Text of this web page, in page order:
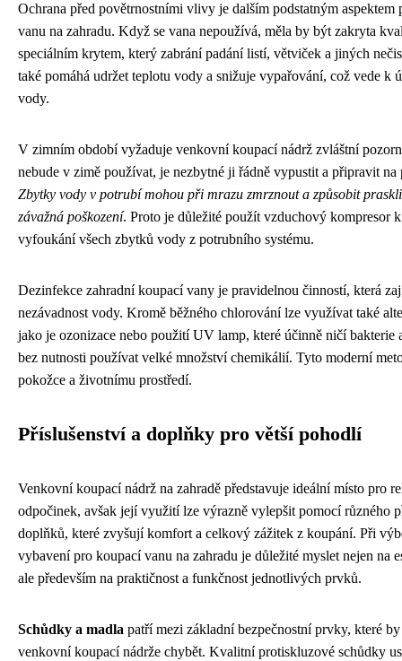
Ochrana před povětrnostními vlivy je dalším podstatným aspektem
vanu na zahradu. Když se vana nepoužívá, měla by být zakryta
speciálním krytem, který zabrání padání listí, větviček a jiných
také pomáhá udržet teplotu vody a snižuje vypařování, což vede k
vody.
V zimním období vyžaduje venkovní koupací nádrž zvláštní
nebude v zimě používat, je nezbytné ji řádně vypustit a připravit na
Zbytky vody v potrubí mohou při mrazu zmrznout a způsobit
závažná poškození. Proto je důležité použít vzduchový kompresor
vyfoukání všech zbytků vody z potrubního systému.
Dezinfekce zahradní koupací vany je pravidelnou činností, která
nezávadnost vody. Kromě běžného chlorování lze využívat také
jako je ozonizace nebo použití UV lamp, které účinně ničí bakterie
bez nutnosti používat velké množství chemikálií. Tyto moderní
pokožce a životnímu prostředí.
Příslušenství a doplňky pro větší pohodlí
Venkovní koupací nádrž na zahradě představuje ideální místo pro
odpočinek, avšak její využití lze výrazně vylepšit pomocí různého
doplňků, které zvyšují komfort a celkový zážitek z koupání. Při
vybavení pro koupací vanu na zahradu je důležité myslet nejen na
ale především na praktičnost a funkčnost jednotlivých prvků.
Schůdky a madla patří mezi základní bezpečnostní prvky, které
venkovní koupací nádrže chybět. Kvalitní protiskluzové schůdky